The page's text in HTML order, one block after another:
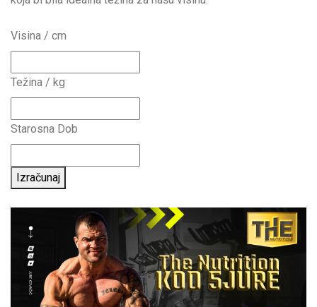
Visina / cm
Težina / kg
Starosna Dob
Izračunaj